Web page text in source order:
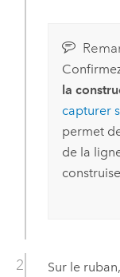
la
capturer
permet
de la
Sur le